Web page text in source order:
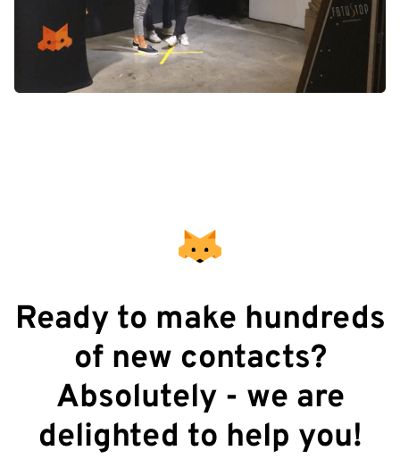
Ready to make hundreds
of new contacts?
Absolutely - we are
delighted to help you!